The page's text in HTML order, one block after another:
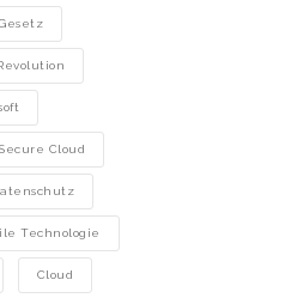
Secure Cloud
Technologie
Cloud